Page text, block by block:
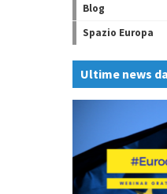
Blog
Spazio Europa
Ultime news